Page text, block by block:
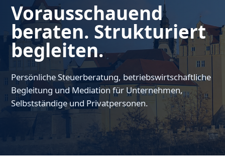
Vorausschauend
beraten. Strukturiert
begleiten.
Persönliche Steuerberatung, betriebswirtschaftliche
Begleitung und Mediation für Unternehmen,
Selbstständige und Privatpersonen.